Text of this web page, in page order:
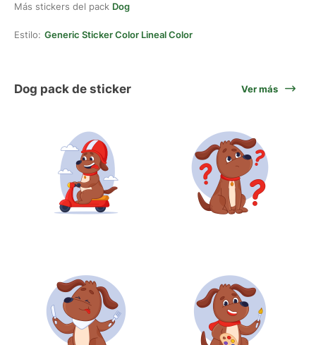
Más stickers del pack Dog
Estilo: Generic Sticker Color Lineal Color
Dog pack de sticker Ver más